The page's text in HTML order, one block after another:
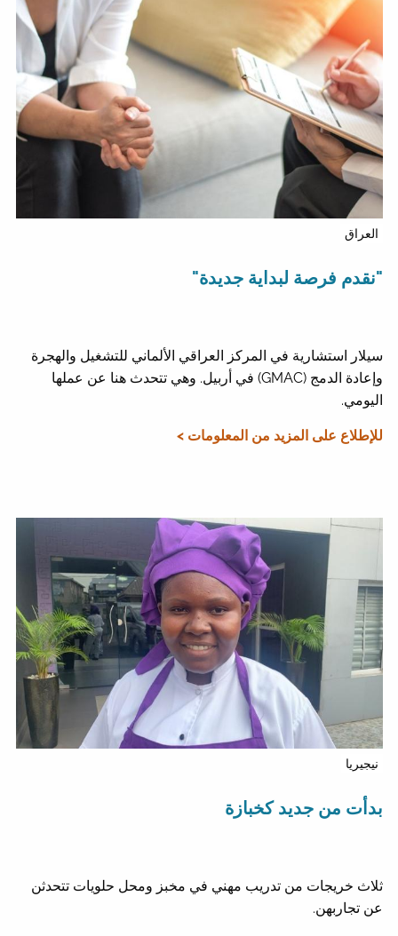
العراق
"نقدم فرصة لبداية جديدة"
سيلار استشارية في المركز العراقي الألماني للتشغيل والهجرة
وإعادة الدمج (GMAC) في أربيل. وهي تتحدث هنا عن عملها
اليومي.
للإطلاع على المزيد من المعلومات >
نيجيريا
بدأت من جديد كخبازة
ثلاث خريجات من تدريب مهني في مخبز ومحل حلويات تتحدثن
عن تجاربهن.